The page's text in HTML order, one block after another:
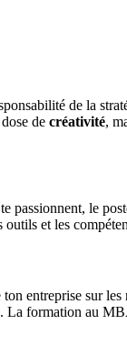
de la
de créativité,
passionnent, le
outils et les
ton entreprise sur
formation au